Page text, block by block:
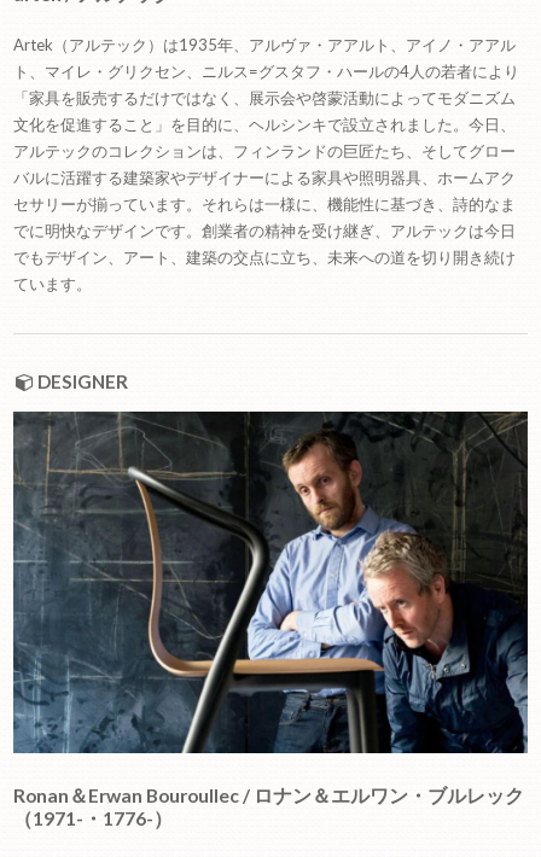
Artek（アルテック）は1935年、アルヴァ・アアルト、アイノ・アアル
ト、マイレ・グリクセン、ニルス=グスタフ・ハールの4人の若者により
「家具を販売するだけではなく、展示会や啓蒙活動によってモダニズム
文化を促進すること」を目的に、ヘルシンキで設立されました。今日、
アルテックのコレクションは、フィンランドの巨匠たち、そしてグロー
バルに活躍する建築家やデザイナーによる家具や照明器具、ホームアク
セサリーが揃っています。それらは一様に、機能性に基づき、詩的なま
でに明快なデザインです。創業者の精神を受け継ぎ、アルテックは今日
でもデザイン、アート、建築の交点に立ち、未来への道を切り開き続け
ています。
DESIGNER
Ronan＆Erwan Bouroullec / ロナン＆エルワン・ブルレック
（1971-・1776-）